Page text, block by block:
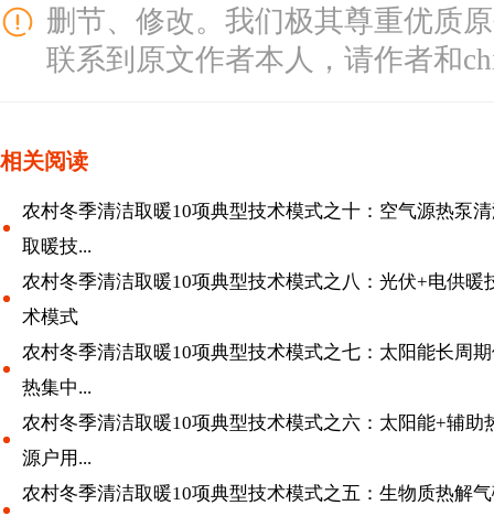
删节、修改。我们极其尊重优质
联系到原文作者本人，请作者和
相关阅读
农村冬季清洁取暖10项典型技术模式之十：空气源热泵
取暖技...
农村冬季清洁取暖10项典型技术模式之八：光伏+电供暖
术模式
农村冬季清洁取暖10项典型技术模式之七：太阳能长周
热集中...
农村冬季清洁取暖10项典型技术模式之六：太阳能+辅助
源户用...
农村冬季清洁取暖10项典型技术模式之五：生物质热解